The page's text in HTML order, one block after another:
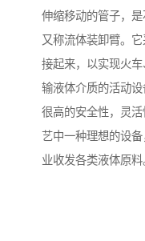
伸缩移动的管子，是
又称流体装卸臂。
接起来，以实现火
输液体介质的活动
很高的安全性，灵
艺中一种理想的设
业收发各类液体原料